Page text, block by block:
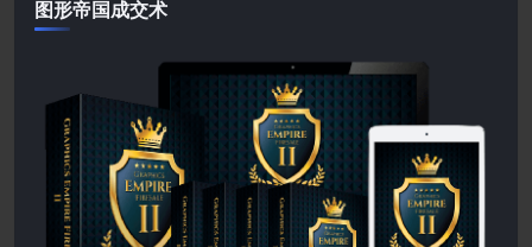
图形帝国成交术